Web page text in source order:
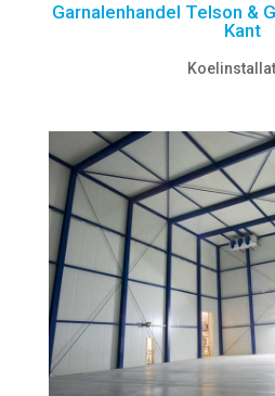
Garnalenhandel Telson &
Kant